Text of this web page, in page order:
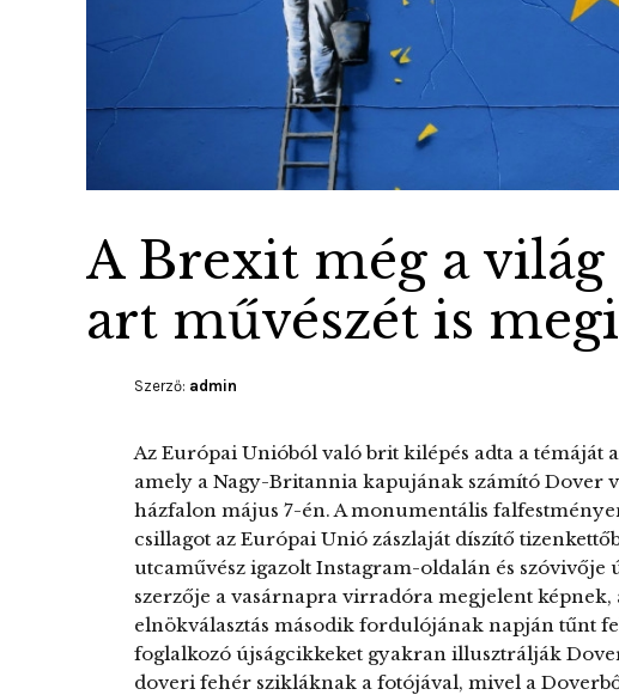
A Brexit még a
art művészét is
Szerző: admin
Az Európai Unióból való brit kilépés adta a témáját
amely a Nagy-Britannia kapujának számító Dover
házfalon május 7-én. A monumentális
csillagot az Európai Unió zászlaját díszítő
utcaművész igazolt Instagram-oldalán és szóvivője
szerzője a vasárnapra virradóra megjelent
elnökválasztás második fordulójának napján tűnt
foglalkozó újságcikkeket gyakran illusztrálják
doveri fehér szikláknak a fotójával, mivel a